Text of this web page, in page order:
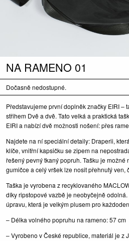
NA RAMENO 01
Dočasně nedostupné.
Představujeme první doplněk značky EIRI –
střihem Dvě a dvě. Tato velká a praktická
EIRI a nabízí dvě možnosti nošení: přes
Najdete na ní speciální detaily: Draperii,
klíče, vnitřní kapsičku se zipem na
řešený pevný tkaný popruh. Tašku je
gumičce a celý vršek lze nosit přehnutý ven,
Taška je vyrobena z recyklovaného
díky ripstopové vazbě je neobyčejně
úpravu, která je velkým plusem pro
– Délka volného popruhu na rameno: 57 cm
– Vyrobeno v České republice, materiál je z